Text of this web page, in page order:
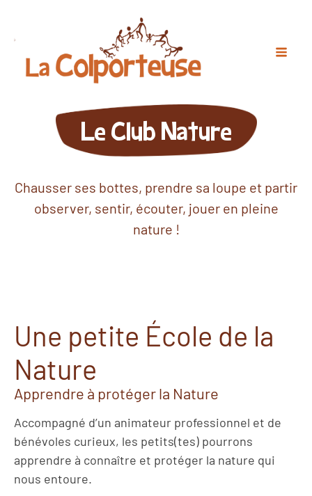
Le Club Nature
Chausser ses bottes, prendre sa loupe et partir
observer, sentir, écouter, jouer en pleine
nature !
Une petite École de la
Nature
Apprendre à protéger la Nature
Accompagné d’un animateur professionnel et de
bénévoles curieux, les petits(tes) pourrons
apprendre à connaître et protéger la nature qui
nous entoure.